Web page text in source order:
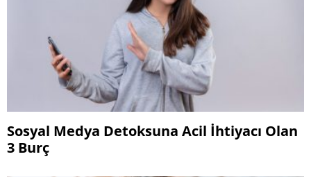
Sosyal Medya Detoksuna Acil İhtiyacı Olan
3 Burç